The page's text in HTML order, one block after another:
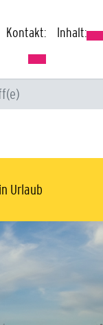
Kontakt: Inhalt:
Urlaub